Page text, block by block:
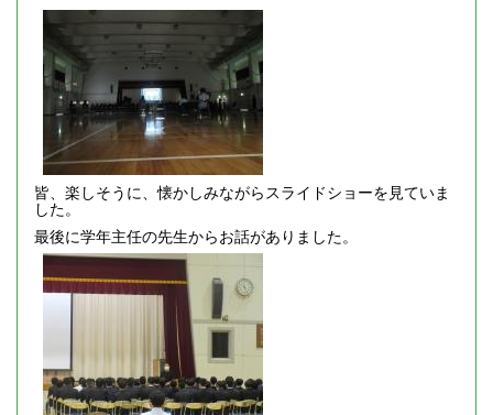
皆、楽しそうに、懐かしみながらスライドショーを見ていま
した。
最後に学年主任の先生からお話がありました。